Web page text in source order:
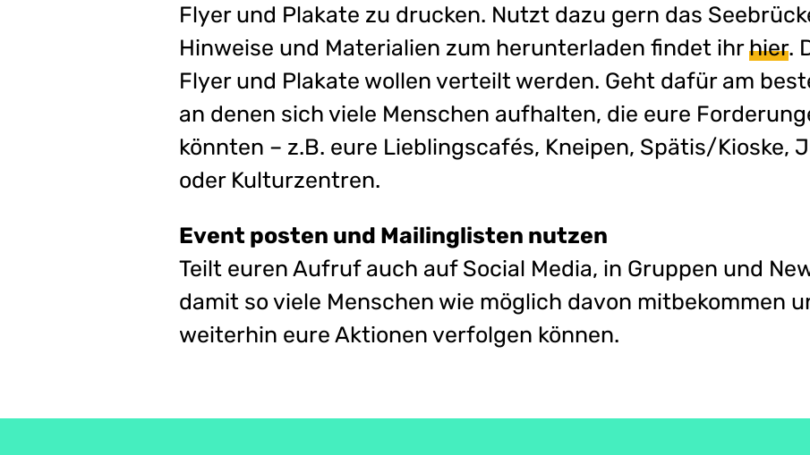
Flyer und Plakate zu drucken. Nutzt dazu gern das
Hinweise und Materialien zum herunterladen findet ihrhier.
Flyer und Plakate wollen verteilt werden. Geht dafür am
an denen sich viele Menschen aufhalten, die eure
könnten – z.B. eure Lieblingscafés, Kneipen, Spätis/Kioske,
oder Kulturzentren.
Event posten und Mailinglisten nutzen
Teilt euren Aufruf auch auf Social Media, in Gruppen und
damit so viele Menschen wie möglich davon mitbekommen
weiterhin eure Aktionen verfolgen können.